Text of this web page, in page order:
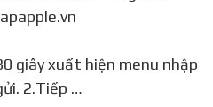
2.Tiếp …